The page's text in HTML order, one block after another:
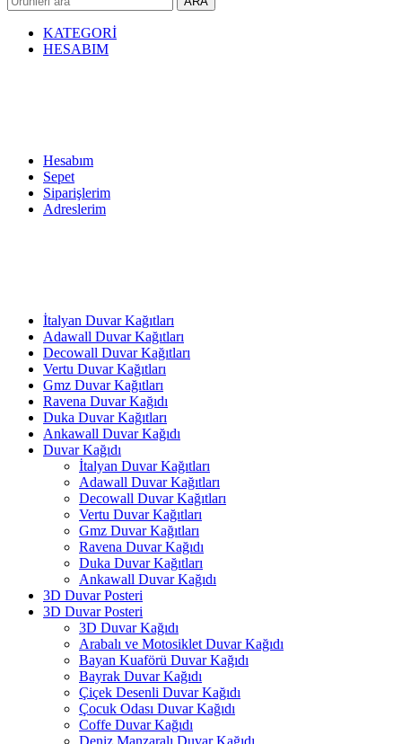
KATEGORİ
HESABIM
Hesabım
Sepet
Siparişlerim
Adreslerim
İtalyan Duvar Kağıtları
Adawall Duvar Kağıtları
Decowall Duvar Kağıtları
Vertu Duvar Kağıtları
Gmz Duvar Kağıtları
Ravena Duvar Kağıdı
Duka Duvar Kağıtları
Ankawall Duvar Kağıdı
Duvar Kağıdı
İtalyan Duvar Kağıtları
Adawall Duvar Kağıtları
Decowall Duvar Kağıtları
Vertu Duvar Kağıtları
Gmz Duvar Kağıtları
Ravena Duvar Kağıdı
Duka Duvar Kağıtları
Ankawall Duvar Kağıdı
3D Duvar Posteri
3D Duvar Posteri
3D Duvar Kağıdı
Arabalı ve Motosiklet Duvar Kağıdı
Bayan Kuaförü Duvar Kağıdı
Bayrak Duvar Kağıdı
Çiçek Desenli Duvar Kağıdı
Çocuk Odası Duvar Kağıdı
Coffe Duvar Kağıdı
Deniz Manzaralı Duvar Kağıdı